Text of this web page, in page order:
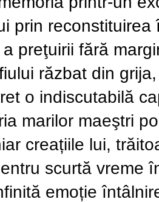
prin
preţuirii fără
răzbat din
o indiscutabilă
marilor maeştri
creațiile lui,
scurtă vreme
emoție